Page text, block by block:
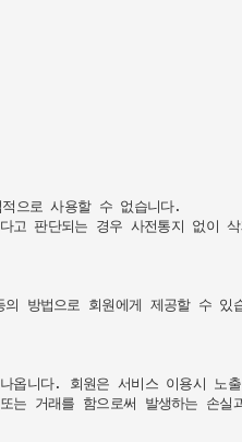
으로 사용할 수 없습니다.
판단되는 경우 사전통지 없이
방법으로 회원에게 제공할 수 있
니다. 회원은 서비스 이용시 노
거래를 함으로써 발생하는 손